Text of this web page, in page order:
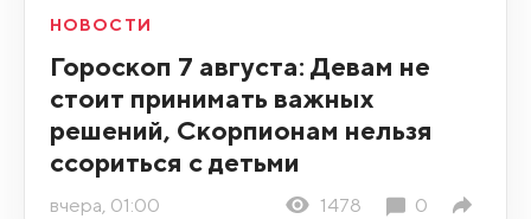
НОВОСТИ
Гороскоп 7 августа: Девам не
стоит принимать важных
решений, Скорпионам нельзя
ссориться с детьми
вчера, 01:00 1478 0